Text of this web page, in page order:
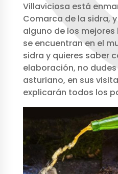
Villaviciosa está
Comarca de la sidra,
alguno de los
se encuentran en el
sidra y quieres saber
elaboración, no
asturiano, en sus
explicarán todos los